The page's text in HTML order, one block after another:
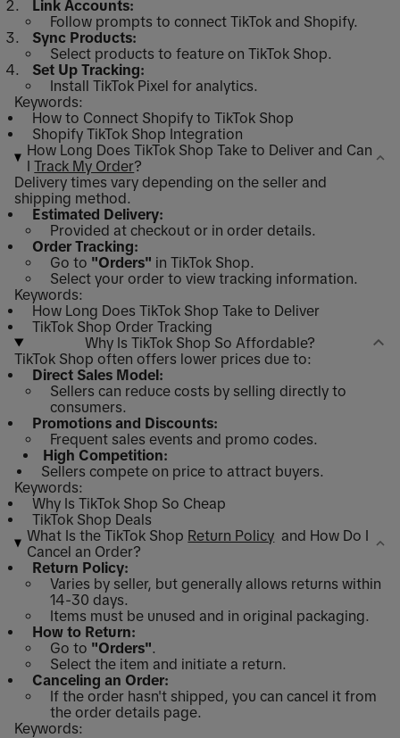
Link Accounts:
Follow prompts to connect TikTok and Shopify.
Sync Products:
Select products to feature on TikTok Shop.
Set Up Tracking:
Install TikTok Pixel for analytics.
Keywords:
How to Connect Shopify to TikTok Shop
Shopify TikTok Shop Integration
How Long Does TikTok Shop Take to Deliver and Can
ITrack My Order?
Delivery times vary depending on the seller and
shipping method.
Estimated Delivery:
Provided at checkout or in order details.
Order Tracking:
Go to "Orders" in TikTok Shop.
Select your order to view tracking information.
Keywords:
How Long Does TikTok Shop Take to Deliver
TikTok Shop Order Tracking
Why Is TikTok Shop So Affordable?
TikTok Shop often offers lower prices due to:
Direct Sales Model:
Sellers can reduce costs by selling directly to
consumers.
Promotions and Discounts:
Frequent sales events and promo codes.
High Competition:
Sellers compete on price to attract buyers.
Keywords:
Why Is TikTok Shop So Cheap
TikTok Shop Deals
What Is the TikTok Shop Return Policy and How Do I
Cancel an Order?
Return Policy:
Varies by seller, but generally allows returns within
14-30 days.
Items must be unused and in original packaging.
How to Return:
Go to "Orders".
Select the item and initiate a return.
Canceling an Order:
If the order hasn't shipped, you can cancel it from
the order details page.
Keywords: